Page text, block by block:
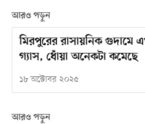
আরও পড়ুন
মিরপুরের রাসায়নিক গুদামে
গ্যাস, ধোঁয়া অনেকটা কমেছে
১৮ অক্টোবর ২০২৫
আরও পড়ুন